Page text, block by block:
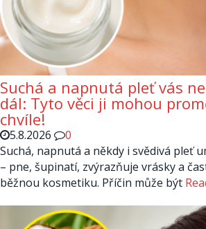
Suchá a napnutá pleť vás
dál: Tyto věci ji mohou
chvíle!
5.8.2026
0
Suchá, napnutá a někdy i svědivá pleť
– pne, šupinatí, zvýrazňuje vrásky a
běžnou kosmetiku. Příčin může být